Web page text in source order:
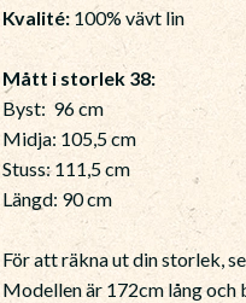
Kvalité: 100% vävt lin
Mått i storlek 38:
Byst: 96 cm
Midja: 105,5 cm
Stuss: 111,5 cm
Längd: 90 cm
För att räkna ut din storlek,
Modellen är 172cm lång och